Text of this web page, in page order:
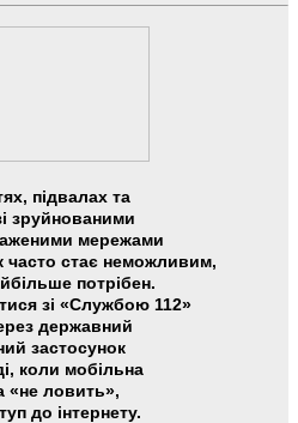
підвалах та
зруйнованими
мережами
часто стає неможливим,
потрібен.
зі «Службою 112»
державний
застосунок
коли мобільна
«не ловить»,
до інтернету.